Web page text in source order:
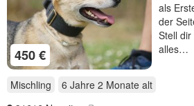
450 €
als
der
Stell
alles…
Mischling 6 Jahre 2 Monate alt